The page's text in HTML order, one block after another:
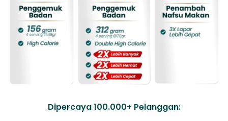
Dipercaya 100.000+ Pelanggan: